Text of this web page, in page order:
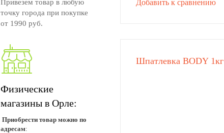
Привезем товар в любую
точку города при покупке
от 1990 руб.
Физические
магазины в Орле:
Приобрести товар можно по
адресам:
Добавить к сравнению
Шпатлевка BODY 1кг